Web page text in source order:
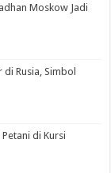
Moskow Jadi
Rusia, Simbol
di Kursi